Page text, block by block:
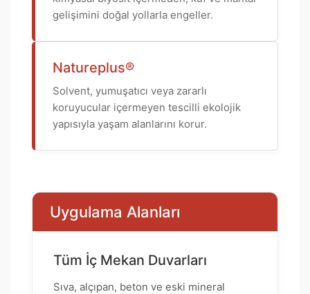
gelişimini doğal yollarla engeller.
Natureplus®
Solvent, yumuşatıcı veya zararlı
koruyucular içermeyen tescilli ekolojik
yapısıyla yaşam alanlarını korur.
Uygulama Alanları
Tüm İç Mekan Duvarları
Sıva, alçıpan, beton ve eski mineral